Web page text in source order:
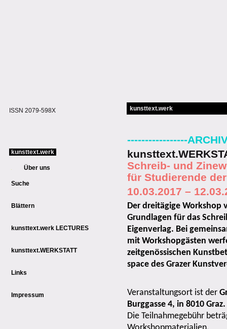
ISSN 2079-598X
kunsttext.werk
Über uns
Suche
Blättern
kunsttext.werk LECTURES
kunsttext.WERKSTATT
Links
Impressum
kunsttext.werk
-----------------
Schreib- und
für Studierende
10.03.2017 –
Der dreitägige
Grundlagen für das
Eigenverlag. Bei
mit Workshopgästen
zeitgenössischen
spacedes Grazer
Veranstaltungsort ist der
Burggasse 4, in 8010 Graz.
Die Teilnahmegebühr